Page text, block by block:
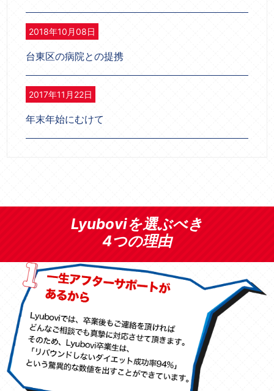
2018年10月08日
台東区の病院との提携
2017年11月22日
年末年始にむけて
Lyuboviを選ぶべき
4つの理由